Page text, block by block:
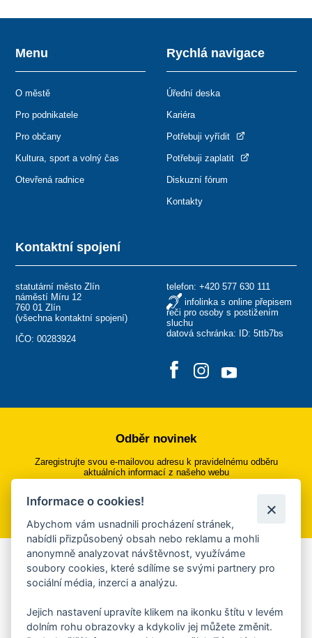
Kontaktní spojení
statutární město Zlín
náměstí Míru 12
760 01 Zlín
(všechna kontaktní spojení)
IČO: 00283924
telefon: +420 577 630 111
infolinka s online přepisem
řeči pro osoby s postižením
sluchu
datová schránka: ID: 5ttb7bs
Menu
O městě
Pro podnikatele
Pro občany
Kultura, sport a volný čas
Otevřená radnice
Rychlá navigace
Úřední deska
Kariéra
Potřebuji vyřídit
Potřebuji zaplatit
Diskuzní fórum
Kontakty
Odběr novinek
Zaregistrujte svou e-mailovou adresu k pravidelnému odběru
aktuálních informací z našeho webu
Přihlásit se k odběru
Aplikace Mobilní rozhlas
Chcete dostávat do svého mobilu či mailu upozornění na
ankety, pozvánky na kulturní a sportovní akce?
Více informací o aplikaci
Informace o cookies!
Abychom vám usnadnili procházení stránek,
nabídli přizpůsobený obsah nebo reklamu a mohli
anonymně analyzovat návštěvnost, využíváme
soubory cookies, které sdílíme se svými partnery pro
sociální média, inzerci a analýzu.
Jejich nastavení upravíte klikem na ikonku štítu v levém
dolním rohu obrazovky a kdykoliv jej můžete změnit.